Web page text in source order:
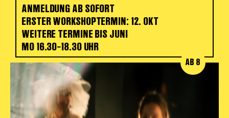
Künstler*innen 2025/26
Bühnen + Studios
Leitlinien
Kulturpatenschaft
Partner*innen
20 Jahre Dschungel Wien
SERVICE
ANMELDUNG AB SOFORT
ERSTER WORKSHOPTERMIN: 12. OKT
WEITERE TERMINE BIS JUNI
MO 16.30–18.30 UHR
AB 8